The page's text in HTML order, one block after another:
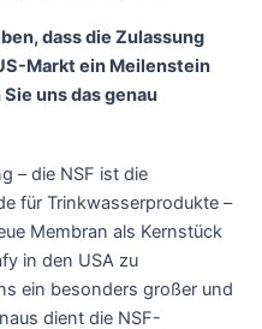
dass die Zulassung
Markt ein Meilenstein
uns das genau
– die NSF ist die
für Trinkwasserprodukte –
Membran als Kernstück
in den USA zu
ein besonders großer und
dient die NSF-